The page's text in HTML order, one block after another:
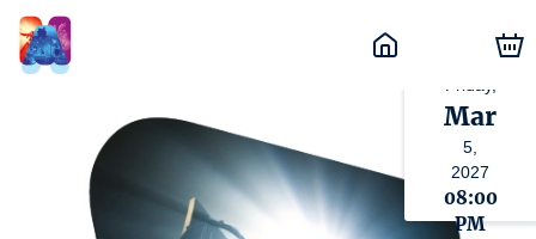
Mar
5,
2027
08:00
PM